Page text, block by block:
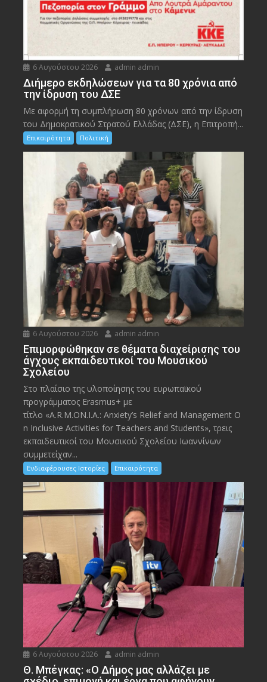
6 Αυγούστου 2026 admin admin
Διήμερο εκδηλώσεων για τα 80 χρόνια από
την ίδρυση του ΔΣΕ
Με αφορμή τη συμπλήρωση 80 χρόνων από την ίδρυση
του Δημοκρατικού Στρατού Ελλάδας (ΔΣΕ), η Επιτροπή...
Επικαιρότητα Πολιτική
6 Αυγούστου 2026 admin admin
Eπιμορφώθηκαν σε θέματα διαχείρισης του
άγχους εκπαιδευτικοί του Μουσικού
Σχολείου
Στο πλαίσιο της υλοποίησης του ευρωπαϊκού
προγράμματος Erasmus+ με
τίτλο «A.R.M.ON.I.A.: Anxiety’s Relief and Management O
n Inclusive Activities for Teachers and Students», τρεις
εκπαιδευτικοί του Μουσικού Σχολείου Ιωαννίνων
συμμετείχαν...
Ενδιαφέρουσες Ιστορίες Επικαιρότητα
6 Αυγούστου 2026 admin admin
Θ. Μπέγκας: «Ο Δήμος μας αλλάζει με